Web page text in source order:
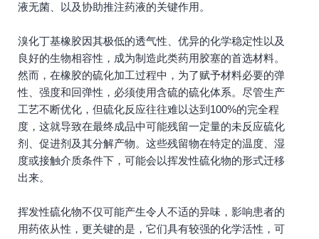
液无菌、以及协助推注药液的关键作用。
溴化丁基橡胶因其极低的透气性、优异的化学稳定性以及
良好的生物相容性，成为制造此类药用胶塞的首选材料。
然而，在橡胶的硫化加工过程中，为了赋予材料必要的弹
性、强度和回弹性，必须使用含硫的硫化体系。尽管生产
工艺不断优化，但硫化反应往往难以达到100%的完全程
度，这就导致在最终成品中可能残留一定量的未反应硫化
剂、促进剂及其分解产物。这些残留物在特定的温度、湿
度或接触介质条件下，可能会以挥发性硫化物的形式迁移
出来。
挥发性硫化物不仅可能产生令人不适的异味，影响患者的
用药依从性，更关键的是，它们具有较强的化学活性，可